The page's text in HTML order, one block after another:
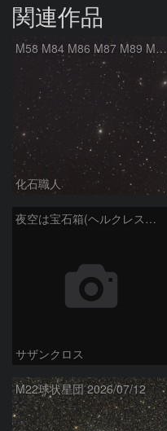
関連作品
M58 M84 M86 M87 M89 M90 マルカリアンの銀河鎖 おとめ座 かみのけ座
化石職人
夜空は宝石箱(ヘルクレス座 M92) Seestar50
サザンクロス
M22球状星団 2026/07/12